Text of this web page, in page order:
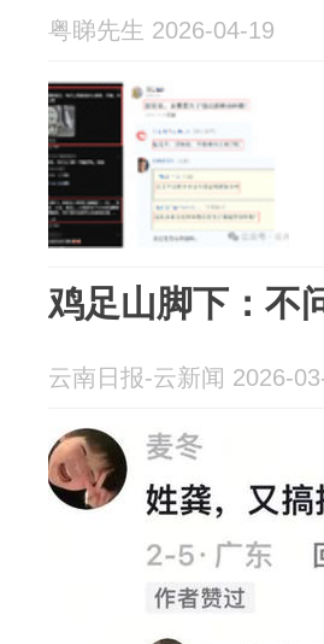
粤睇先生 2026-04-19
鸡足山脚下：不
云南日报-云新闻 2026-